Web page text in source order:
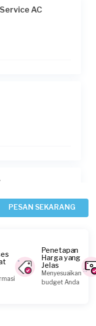
AC
Service
PESAN SEKARANG
Penetapan
Harga yang
Jelas
Menyesuaikan
budget Anda